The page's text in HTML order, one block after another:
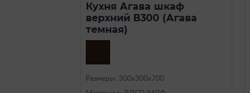
Кухня Агава шкаф
верхний В300 (Агава
темная)
Размеры: 300х300х700